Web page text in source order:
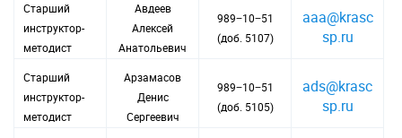
Старший
инструктор-
методист
Авдеев
Алексей
Анатольевич
989−10−51
(доб. 5107)
aaa@krasc
sp.ru
Старший
инструктор-
методист
Арзамасов
Денис
Сергеевич
989−10−51
(доб. 5105)
ads@krasc
sp.ru